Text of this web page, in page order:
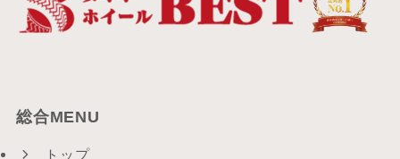
総合MENU
トップ